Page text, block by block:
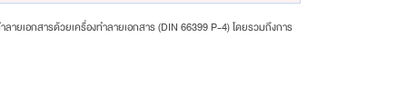
เอกสารด้วยเครื่องทำลายเอกสาร (DIN 66399 P-4) โดยรวมถึงการ